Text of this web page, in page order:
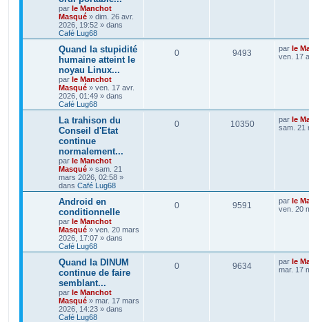
par le Manchot
Masqué » dim. 26 avr.
2026, 19:52 » dans
Café Lug68
Quand la stupidité
humaine atteint le
noyau Linux...
par le Manchot
Masqué » ven. 17 avr.
2026, 01:49 » dans
Café Lug68
0 9493 par le
ven. 17
La trahison du
Conseil d'Etat
continue
normalement...
par le Manchot
Masqué » sam. 21
mars 2026, 02:58 »
dans Café Lug68
0 10350 par le
sam. 21
Android en
conditionnelle
par le Manchot
Masqué » ven. 20 mars
2026, 17:07 » dans
Café Lug68
0 9591 par le
ven. 20
Quand la DINUM
continue de faire
semblant...
par le Manchot
Masqué » mar. 17 mars
2026, 14:23 » dans
Café Lug68
0 9634 par le
mar. 17